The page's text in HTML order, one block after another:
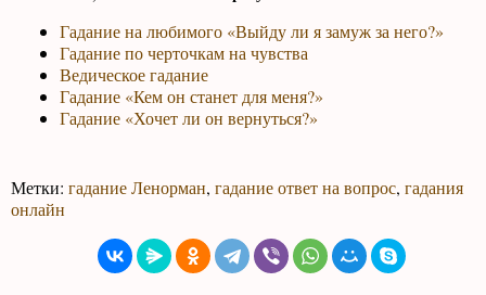
Гадание на любимого «Выйду ли я замуж за него?»
Гадание по черточкам на чувства
Ведическое гадание
Гадание «Кем он станет для меня?»
Гадание «Хочет ли он вернуться?»
Метки:гадание Ленорман,гадание ответ на вопрос,гадания
онлайн